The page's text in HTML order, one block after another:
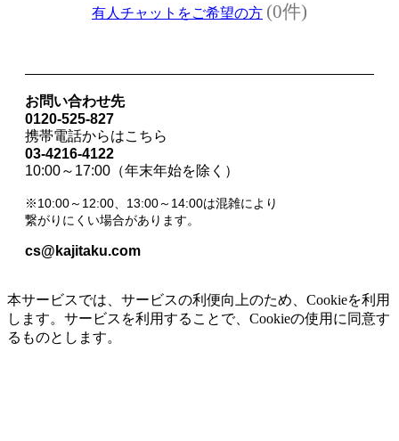
有人チャットをご希望の方 (0件)
お問い合わせ先
0120-525-827
携帯電話からはこちら
03-4216-4122
10:00～17:00（年末年始を除く）
※10:00～12:00、13:00～14:00は混雑により
繋がりにくい場合があります。
cs@kajitaku.com
本サービスでは、サービスの利便向上のため、Cookieを利用
します。サービスを利用することで、Cookieの使用に同意す
るものとします。